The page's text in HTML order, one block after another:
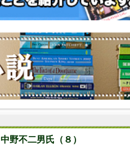
中野不二男氏（８）